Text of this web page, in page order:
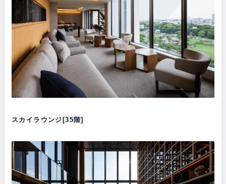
スカイラウンジ[35階]